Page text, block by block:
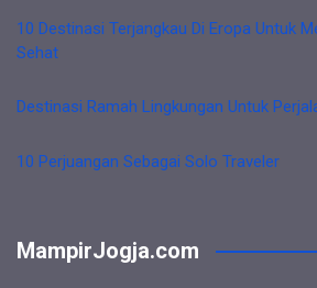
10 Destinasi Terjangkau Di Eropa Untuk
Sehat
Destinasi Ramah Lingkungan Untuk
10 Perjuangan Sebagai Solo Traveler
MampirJogja.com